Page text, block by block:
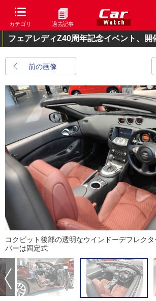
カテゴリ 過去記事
フェアレディZ40周年記念イベント、開
前の画像
コクピット後部の透明なウインドーデフレク
バーは固定式